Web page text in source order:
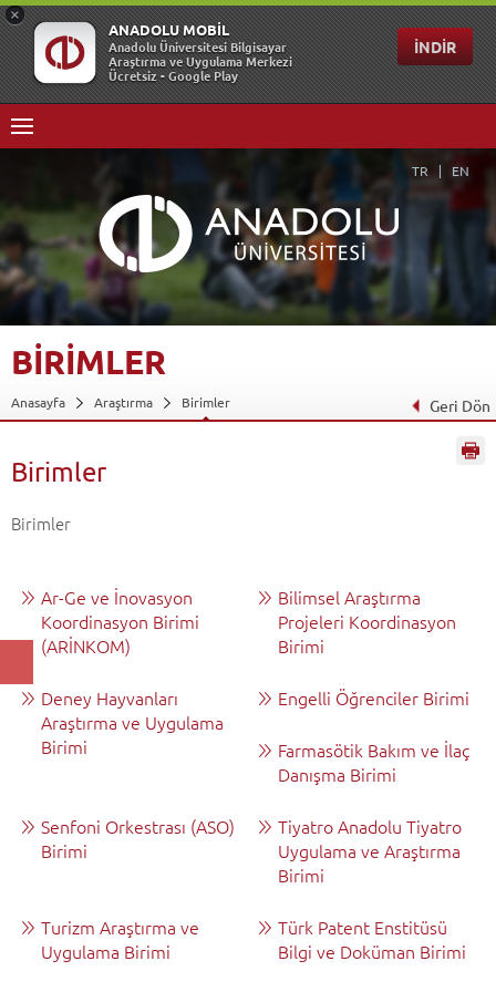
TR EN
BİRİMLER
Anasayfa Araştırma Birimler Geri Dön
Birimler
Birimler
Ar-Ge ve İnovasyon
Koordinasyon Birimi
(ARİNKOM)
Bilimsel Araştırma
Projeleri Koordinasyon
Birimi
Deney Hayvanları
Araştırma ve Uygulama
Birimi
Engelli Öğrenciler Birimi
Farmasötik Bakım ve İlaç
Danışma Birimi
Senfoni Orkestrası (ASO)
Birimi
Tiyatro Anadolu Tiyatro
Uygulama ve Araştırma
Birimi
Turizm Araştırma ve
Uygulama Birimi
Türk Patent Enstitüsü
Bilgi ve Doküman Birimi